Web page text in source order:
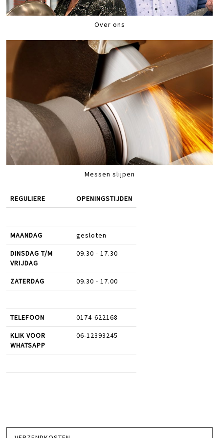
Over ons
Messen slijpen
REGULIERE OPENINGSTIJDEN
MAANDAG gesloten
DINSDAG T/M
VRIJDAG
09.30 - 17.30
ZATERDAG 09.30 - 17.00
TELEFOON 0174-622168
KLIK VOOR
WHATSAPP
06-12393245